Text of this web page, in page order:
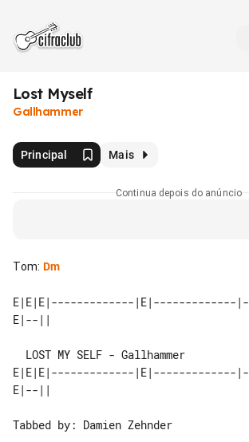
Lost Myself
Gallhammer
Principal Mais
Continua depois do anúncio
Tom: Dm
E|E|E|-------------|E|-------------|-
E|E|E|-------------|E|-------------|-
Tabbed by: Damien Zehnder